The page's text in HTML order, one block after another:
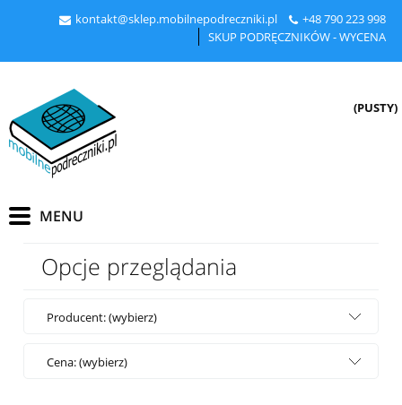
kontakt@sklep.mobilnepodreczniki.pl +48790 223 998
SKUP PODRĘCZNIKÓW - WYCENA
(PUSTY)
Opcje przeglądania
Producent: (wybierz)
Cena: (wybierz)